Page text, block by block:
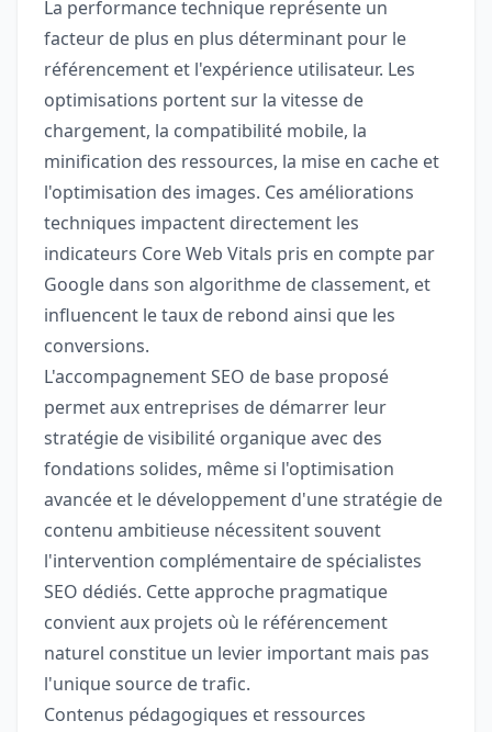
La performance technique représente un
facteur de plus en plus déterminant pour le
référencement et l'expérience utilisateur. Les
optimisations portent sur la vitesse de
chargement, la compatibilité mobile, la
minification des ressources, la mise en cache et
l'optimisation des images. Ces améliorations
techniques impactent directement les
indicateurs Core Web Vitals pris en compte par
Google dans son algorithme de classement, et
influencent le taux de rebond ainsi que les
conversions.
L'accompagnement SEO de base proposé
permet aux entreprises de démarrer leur
stratégie de visibilité organique avec des
fondations solides, même si l'optimisation
avancée et le développement d'une stratégie de
contenu ambitieuse nécessitent souvent
l'intervention complémentaire de spécialistes
SEO dédiés. Cette approche pragmatique
convient aux projets où le référencement
naturel constitue un levier important mais pas
l'unique source de trafic.
Contenus pédagogiques et ressources